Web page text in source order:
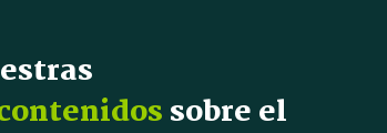
sobre el